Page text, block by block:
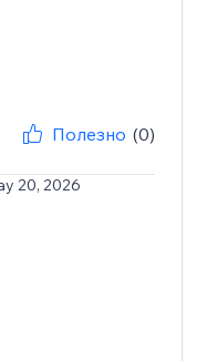
Полезно (0)
20, 2026